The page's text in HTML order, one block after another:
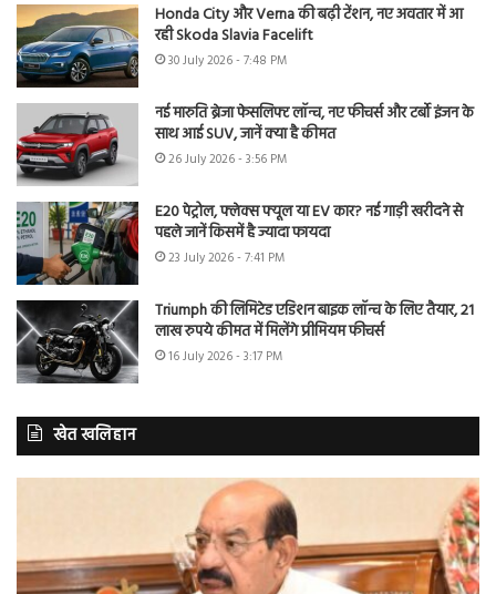
Honda City और Verna की बढ़ी टेंशन, नए अवतार में आ
रही Skoda Slavia Facelift
30 July 2026 - 7:48 PM
नई मारुति ब्रेजा फेसलिफ्ट लॉन्च, नए फीचर्स और टर्बो इंजन के
साथ आई SUV, जानें क्या है कीमत
26 July 2026 - 3:56 PM
E20 पेट्रोल, फ्लेक्स फ्यूल या EV कार? नई गाड़ी खरीदने से
पहले जानें किसमें है ज्यादा फायदा
23 July 2026 - 7:41 PM
Triumph की लिमिटेड एडिशन बाइक लॉन्च के लिए तैयार, 21
लाख रुपये कीमत में मिलेंगे प्रीमियम फीचर्स
16 July 2026 - 3:17 PM
खेत खलिहान